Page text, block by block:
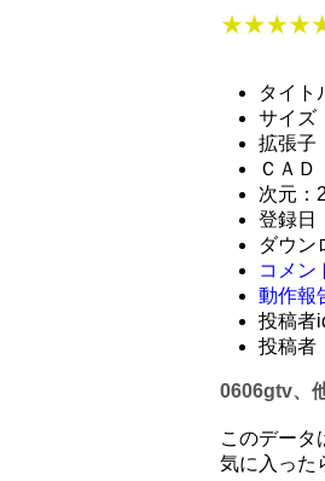
タイト
サイズ
拡張子
ＣＡＤ
次元：
登録日
ダウン
コメン
動作報
投稿者
投稿者
0606gtv、
このデータ
気に入った